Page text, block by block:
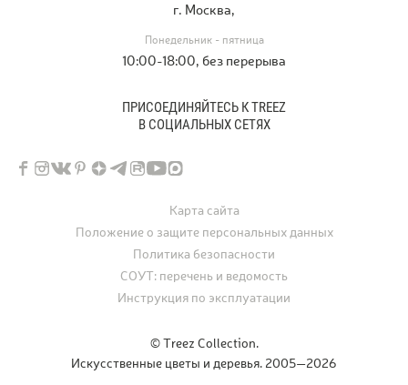
г. Москва,
Понедельник - пятница
10:00-18:00, без перерыва
ПРИСОЕДИНЯЙТЕСЬ К TREEZ
В СОЦИАЛЬНЫХ СЕТЯХ
© Treez Collection.
Искусственные цветы и деревья. 2005—2026
Карта сайта
Положение о защите персональных данных
Политика безопасности
СОУТ: перечень и ведомость
Инструкция по эксплуатации